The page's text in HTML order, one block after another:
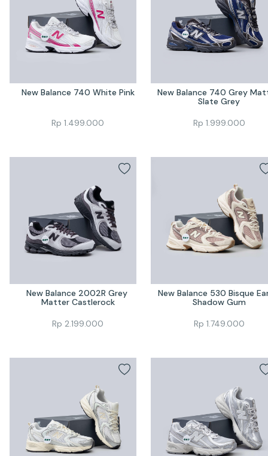
New Balance 740 White Pink
Rp 1.499.000
New Balance 740 Grey
Slate Grey
Rp 1.999.000
New Balance 2002R Grey
Matter Castlerock
Rp 2.199.000
New Balance 530 Bisque
Shadow Gum
Rp 1.749.000